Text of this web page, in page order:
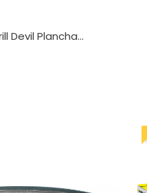
Devil Plancha...